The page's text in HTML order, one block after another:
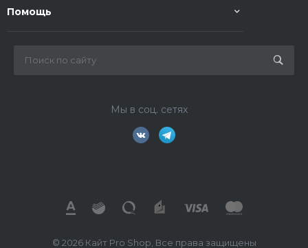
Помощь
Мы в соц. сетях
© 2026 Кайт Pro Shop, Все права защищены